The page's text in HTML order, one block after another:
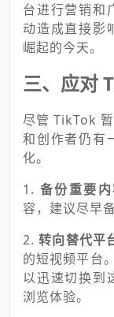
台进行营销和
动造成直接影
崛起的今天。
三、应对
尽管 TikTok
和创作者仍有
化。
1. 备份重要内
容，建议尽早备
2. 转向替代平
的短视频平台
以迅速切换到
浏览体验。